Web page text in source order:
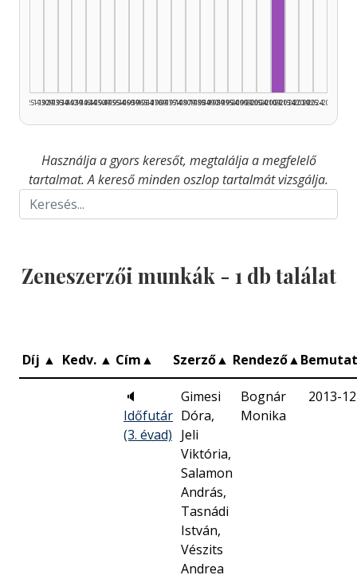
1925–1929
1930–1934
1935–1939
1940–1944
1945–1949
1950–1954
1955–1959
1960–1964
1965–1969
1970–1974
1975–1979
1980–1984
1985–1989
1990–1994
1995–1999
2000–2004
2005–2009
2010–2014
2015–2019
2020–2024
2025–2026
Használja a gyors keresőt, megtalálja a megfelelő
tartalmat. A kereső minden oszlop tartalmát vizsgálja.
Zeneszerzői munkák - 1 db találat
Díj ▲ Kedv. ▲ Cím▲ Szerző▲ Rendező▲
🔈
Időfutár
(3. évad)
Gimesi
Dóra,
Jeli
Viktória,
Salamon
András,
Tasnádi
István,
Vészits
Andrea
Bognár
Monika
2013-